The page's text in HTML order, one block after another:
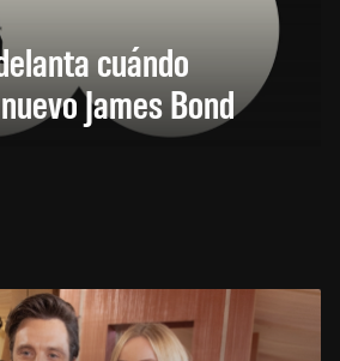
cuándo
James Bond